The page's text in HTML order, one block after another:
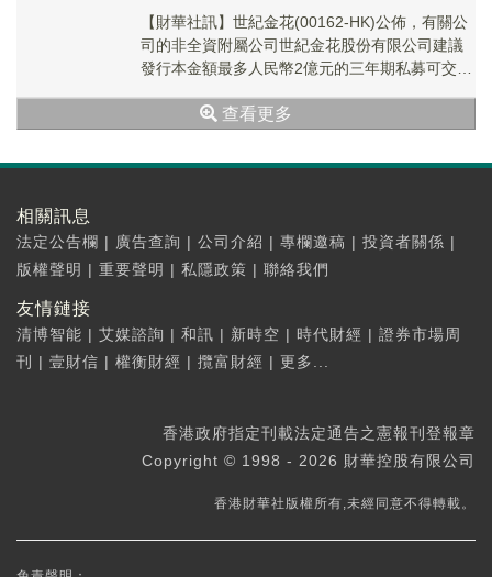
【財華社訊】世紀金花(00162-HK)公佈，有關公
司的非全資附屬公司世紀金花股份有限公司建議
發行本金額最多人民幣2億元的三年期私募可交換
查看更多
相關訊息
法定公告欄 | 廣告查詢 | 公司介紹 | 專欄邀稿 | 投資者關係 |
版權聲明 | 重要聲明 | 私隱政策 | 聯絡我們
友情鏈接
清博智能 | 艾媒諮詢 | 和訊 | 新時空 | 時代財經 | 證券市場周
刊
| 壹財信 | 權衡財經 | 攬富財經 | 更多...
香港政府指定刊載法定通告之憲報刊登報章
Copyright © 1998 - 2026 財華控股有限公司
香港財華社版權所有,未經同意不得轉載。